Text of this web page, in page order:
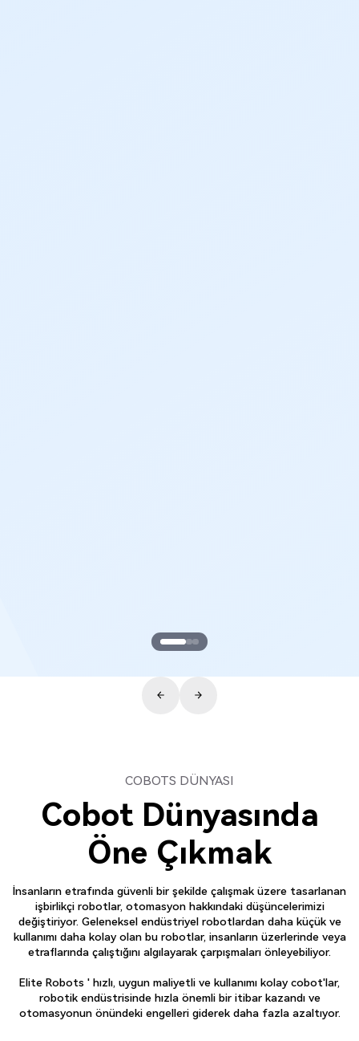
COBOTS DÜNYASI
Cobot Dünyasında
Öne Çıkmak
İnsanların etrafında güvenli bir şekilde çalışmak üzere tasarlanan
işbirlikçi robotlar, otomasyon hakkındaki düşüncelerimizi
değiştiriyor. Geleneksel endüstriyel robotlardan daha küçük ve
kullanımı daha kolay olan bu robotlar, insanların üzerlerinde veya
etraflarında çalıştığını algılayarak çarpışmaları önleyebiliyor.
Elite Robots ' hızlı, uygun maliyetli ve kullanımı kolay cobot'lar,
robotik endüstrisinde hızla önemli bir itibar kazandı ve
otomasyonun önündeki engelleri giderek daha fazla azaltıyor.